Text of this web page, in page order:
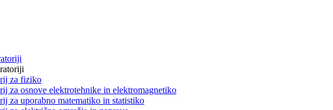
za fiziko
za osnove elektrotehnike in elektromagnetiko
za uporabno matematiko in statistiko